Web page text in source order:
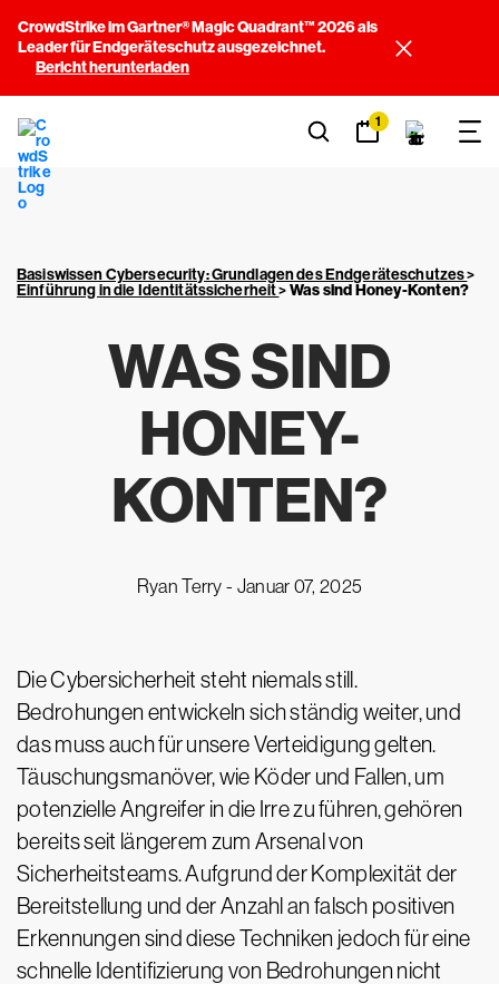
CrowdStrike im Gartner® Magic Quadrant™ 2026 als
Leader für Endgeräteschutz ausgezeichnet.
Bericht herunterladen
1
Basiswissen Cybersecurity: Grundlagen des Endgeräteschutzes>
Einführung in die Identitätssicherheit>Was sind Honey-Konten?
WAS SIND
HONEY-
KONTEN?
Ryan Terry - Januar 07, 2025
Die Cybersicherheit steht niemals still.
Bedrohungen entwickeln sich ständig weiter, und
das muss auch für unsere Verteidigung gelten.
Täuschungsmanöver, wie Köder und Fallen, um
potenzielle Angreifer in die Irre zu führen, gehören
bereits seit längerem zum Arsenal von
Sicherheitsteams. Aufgrund der Komplexität der
Bereitstellung und der Anzahl an falsch positiven
Erkennungen sind diese Techniken jedoch für eine
schnelle Identifizierung von Bedrohungen nicht